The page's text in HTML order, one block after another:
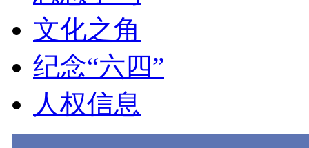
文化之角
纪念“六四”
人权信息